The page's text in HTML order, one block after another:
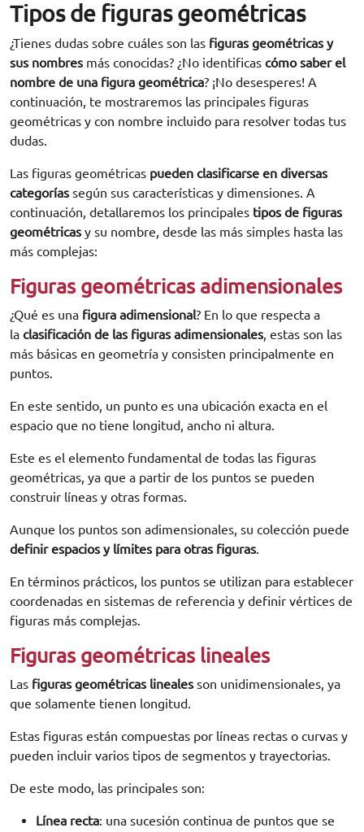
Tipos de figuras geométricas
¿Tienes dudas sobre cuáles son las figuras geométricas y
sus nombres más conocidas? ¿No identificas cómo saber el
nombre de una figura geométrica? ¡No desesperes! A
continuación, te mostraremos las principales figuras
geométricas y con nombre incluido para resolver todas tus
dudas.
Las figuras geométricas pueden clasificarse en diversas
categorías según sus características y dimensiones. A
continuación, detallaremos los principales tipos de figuras
geométricas y su nombre, desde las más simples hasta las
más complejas:
Figuras geométricas adimensionales
¿Qué es una figura adimensional? En lo que respecta a
la clasificación de las figuras adimensionales, estas son las
más básicas en geometría y consisten principalmente en
puntos.
En este sentido, un punto es una ubicación exacta en el
espacio que no tiene longitud, ancho ni altura.
Este es el elemento fundamental de todas las figuras
geométricas, ya que a partir de los puntos se pueden
construir líneas y otras formas.
Aunque los puntos son adimensionales, su colección puede
definir espacios y límites para otras figuras.
En términos prácticos, los puntos se utilizan para establecer
coordenadas en sistemas de referencia y definir vértices de
figuras más complejas.
Figuras geométricas lineales
Las figuras geométricas lineales son unidimensionales, ya
que solamente tienen longitud.
Estas figuras están compuestas por líneas rectas o curvas y
pueden incluir varios tipos de segmentos y trayectorias.
De este modo, las principales son:
Línea recta: una sucesión continua de puntos que se